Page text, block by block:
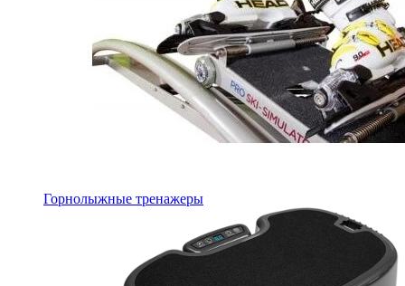
Горнолыжные тренажеры